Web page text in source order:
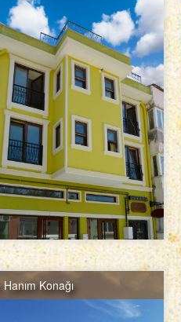
Konağı